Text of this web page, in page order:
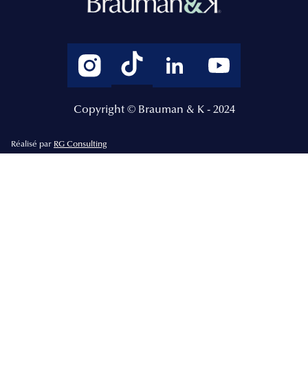
Copyright © Brauman & K - 2024
Réalisé par RG Consulting